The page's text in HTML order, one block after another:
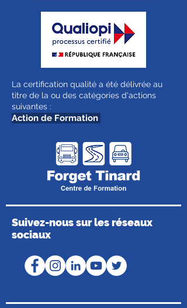
La certification qualité a été délivrée au
titre de la ou des catégories d'actions
suivantes :
Action de Formation
Suivez-nous sur les réseaux
sociaux